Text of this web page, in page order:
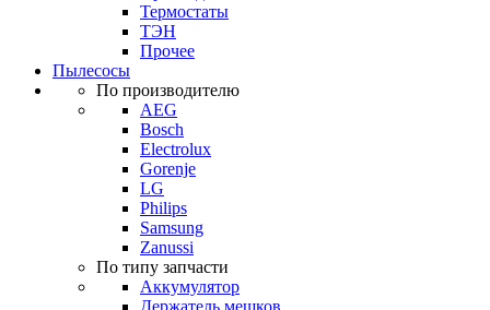
Термостаты
ТЭН
Прочее
Пылесосы
По производителю
AEG
Bosch
Electrolux
Gorenje
LG
Philips
Samsung
Zanussi
По типу запчасти
Аккумулятор
Держатель мешков